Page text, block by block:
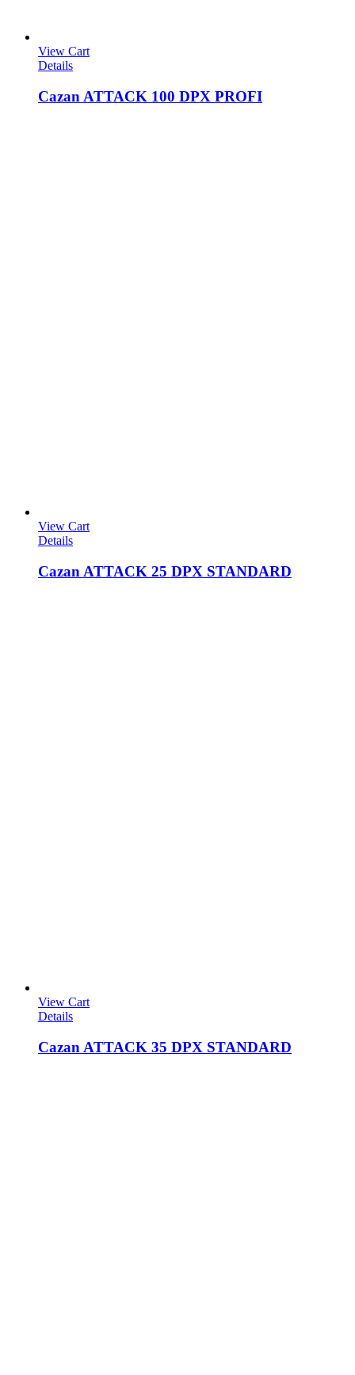
View Cart
Details
Cazan ATTACK 100 DPX PROFI
View Cart
Details
Cazan ATTACK 25 DPX STANDARD
View Cart
Details
Cazan ATTACK 35 DPX STANDARD